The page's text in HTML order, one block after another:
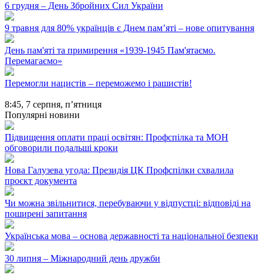
6 грудня – День Збройних Сил України
9 травня для 80% українців є Днем пам’яті – нове опитування
День пам'яті та примирення «1939-1945 Пам'ятаємо.
Перемагаємо»
Перемогли нацистів – переможемо і рашистів!
8:45, 7 серпня, п’ятниця
Популярні новини
Підвищення оплати праці освітян: Профспілка та МОН
обговорили подальші кроки
Нова Галузева угода: Президія ЦК Профспілки схвалила
проєкт документа
Чи можна звільнитися, перебуваючи у відпустці: відповіді на
поширені запитання
Українська мова – основа державності та національної безпеки
30 липня – Міжнародний день дружби